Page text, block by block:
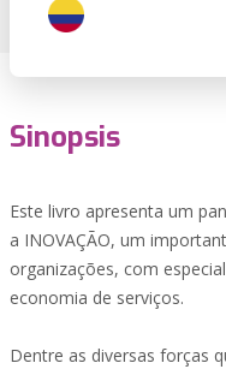
Sinopsis
Este livro apresenta um
a INOVAÇÃO, um
organizações, com
economia de serviços.
Dentre as diversas forças